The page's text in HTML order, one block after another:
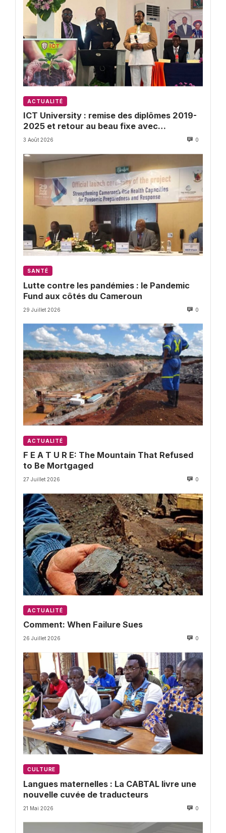
ACTUALITÉ
ICT University : remise des diplômes 2019-
2025 et retour au beau fixe avec
l’Université de Buea
3 Août 2026 0
SANTÉ
Lutte contre les pandémies : le Pandemic
Fund aux côtés du Cameroun
29 Juillet 2026 0
ACTUALITÉ
F E A T U R E: The Mountain That Refused
to Be Mortgaged
27 Juillet 2026 0
ACTUALITÉ
Comment: When Failure Sues
26 Juillet 2026 0
CULTURE
Langues maternelles : La CABTAL livre une
nouvelle cuvée de traducteurs
21 Mai 2026 0